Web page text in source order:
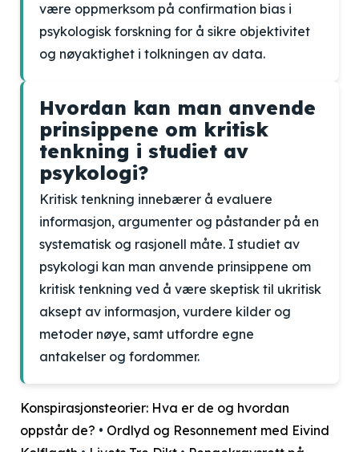
være oppmerksom på confirmation bias i
psykologisk forskning for å sikre objektivitet
og nøyaktighet i tolkningen av data.
Hvordan kan man anvende
prinsippene om kritisk
tenkning i studiet av
psykologi?
Kritisk tenkning innebærer å evaluere
informasjon, argumenter og påstander på en
systematisk og rasjonell måte. I studiet av
psykologi kan man anvende prinsippene om
kritisk tenkning ved å være skeptisk til ukritisk
aksept av informasjon, vurdere kilder og
metoder nøye, samt utfordre egne
antakelser og fordommer.
Konspirasjonsteorier: Hva er de og hvordan
oppstår de? • Ordlyd og Resonnement med Eivind